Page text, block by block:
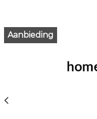
Aanbieding